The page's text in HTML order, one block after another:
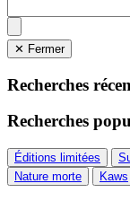
✕ Fermer
Recherches
Recherches
Éditions limitées
Nature morte
Kaws